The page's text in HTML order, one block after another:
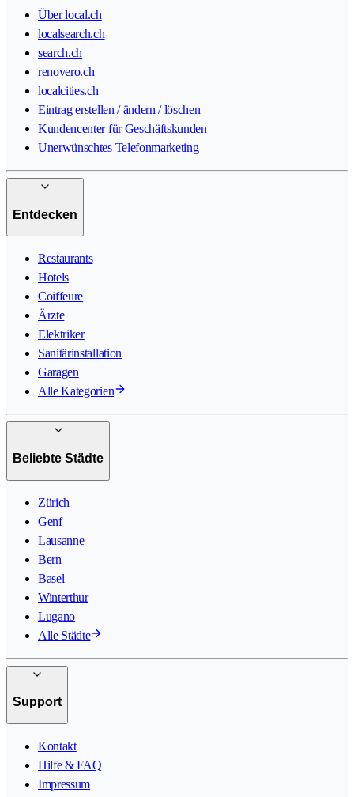
Über local.ch
localsearch.ch
search.ch
renovero.ch
localcities.ch
Eintrag erstellen / ändern / löschen
Kundencenter für Geschäftskunden
Unerwünschtes Telefonmarketing
Entdecken
Restaurants
Hotels
Coiffeure
Ärzte
Elektriker
Sanitärinstallation
Garagen
Alle Kategorien
Beliebte Städte
Zürich
Genf
Lausanne
Bern
Basel
Winterthur
Lugano
Alle Städte
Support
Kontakt
Hilfe & FAQ
Impressum